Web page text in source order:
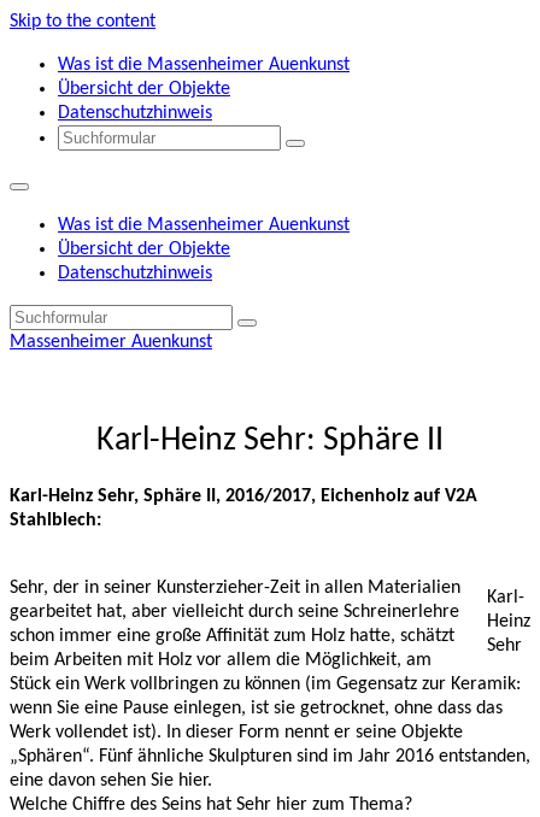
Skip to the content
Was ist die Massenheimer Auenkunst
Übersicht der Objekte
Datenschutzhinweis
Search
Was ist die Massenheimer Auenkunst
Übersicht der Objekte
Datenschutzhinweis
Search
Massenheimer Auenkunst
Karl-Heinz Sehr: Sphäre II
Karl-Heinz Sehr, Sphäre II, 2016/2017, Eichenholz auf V2A
Stahlblech:
Karl-
Heinz
Sehr
Sehr, der in seiner Kunsterzieher-Zeit in allen Materialien
gearbeitet hat, aber vielleicht durch seine Schreinerlehre
schon immer eine große Affinität zum Holz hatte, schätzt
beim Arbeiten mit Holz vor allem die Möglichkeit, am
Stück ein Werk vollbringen zu können (im Gegensatz zur Keramik:
wenn Sie eine Pause einlegen, ist sie getrocknet, ohne dass das
Werk vollendet ist). In dieser Form nennt er seine Objekte
„Sphären“. Fünf ähnliche Skulpturen sind im Jahr 2016 entstanden,
eine davon sehen Sie hier.
Welche Chiffre des Seins hat Sehr hier zum Thema?